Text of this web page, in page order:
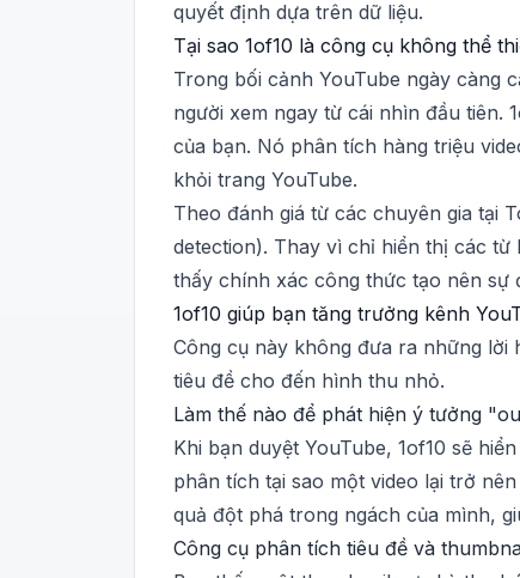
quyết định dựa trên dữ liệu.
Tại sao 1of10 là công cụ không thể
Trong bối cảnh YouTube ngày càng
người xem ngay từ cái nhìn đầu tiên.
của bạn. Nó phân tích hàng triệu
khỏi trang YouTube.
Theo đánh giá từ các chuyên gia tại
detection). Thay vì chỉ hiển thị các
thấy chính xác công thức tạo nên sự
1of10 giúp bạn tăng trưởng kênh
Công cụ này không đưa ra những
tiêu đề cho đến hình thu nhỏ.
Làm thế nào để phát hiện ý tưởng
Khi bạn duyệt YouTube, 1of10 sẽ
phân tích tại sao một video lại trở
quả đột phá trong ngách của mình,
Công cụ phân tích tiêu đề và